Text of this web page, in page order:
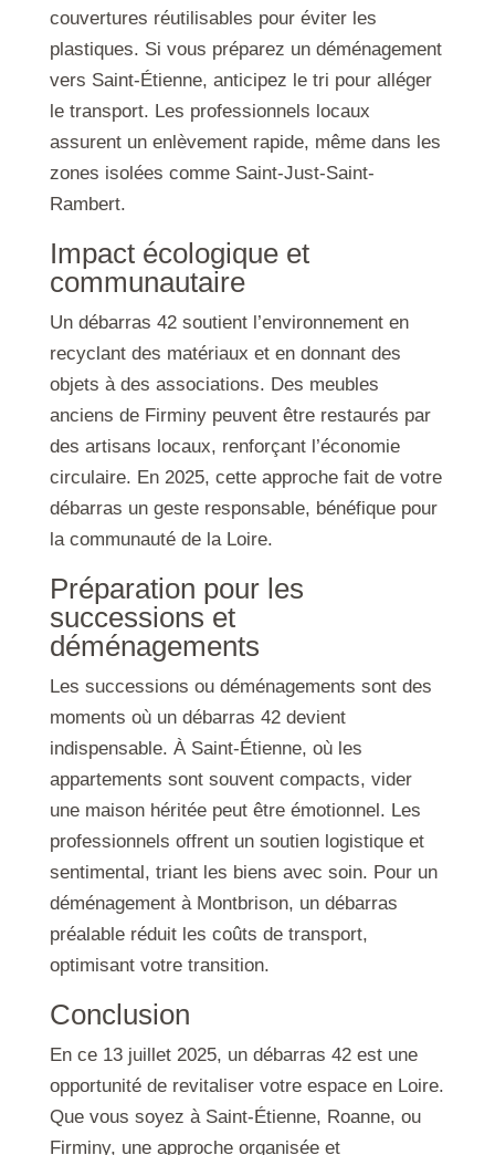
couvertures réutilisables pour éviter les
plastiques. Si vous préparez un déménagement
vers Saint-Étienne, anticipez le tri pour alléger
le transport. Les professionnels locaux
assurent un enlèvement rapide, même dans les
zones isolées comme Saint-Just-Saint-
Rambert.
Impact écologique et
communautaire
Un débarras 42 soutient l’environnement en
recyclant des matériaux et en donnant des
objets à des associations. Des meubles
anciens de Firminy peuvent être restaurés par
des artisans locaux, renforçant l’économie
circulaire. En 2025, cette approche fait de votre
débarras un geste responsable, bénéfique pour
la communauté de la Loire.
Préparation pour les
successions et
déménagements
Les successions ou déménagements sont des
moments où un débarras 42 devient
indispensable. À Saint-Étienne, où les
appartements sont souvent compacts, vider
une maison héritée peut être émotionnel. Les
professionnels offrent un soutien logistique et
sentimental, triant les biens avec soin. Pour un
déménagement à Montbrison, un débarras
préalable réduit les coûts de transport,
optimisant votre transition.
Conclusion
En ce 13 juillet 2025, un débarras 42 est une
opportunité de revitaliser votre espace en Loire.
Que vous soyez à Saint-Étienne, Roanne, ou
Firminy, une approche organisée et